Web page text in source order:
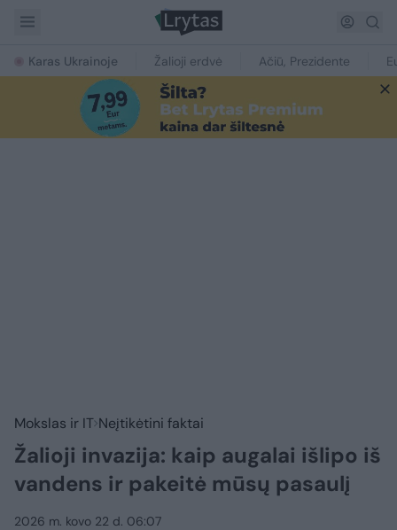
Karas Ukrainoje Žalioji erdvė Ačiū, Prezidente
Mokslas ir IT Neįtikėtini faktai
Žalioji invazija: kaip augalai išlipo iš
vandens ir pakeitė mūsų pasaulį
2026 m. kovo 22 d. 06:07